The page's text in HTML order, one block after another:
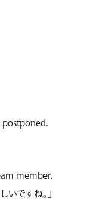
member.
いですね。」